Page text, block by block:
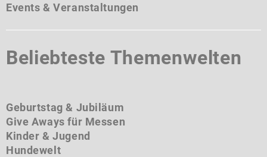
Events & Veranstaltungen
Beliebteste Themenwelten
Geburtstag & Jubiläum
Give Aways für Messen
Kinder & Jugend
Hundewelt